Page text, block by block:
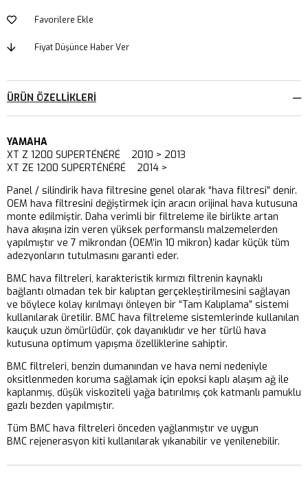
Favorilere Ekle
Fiyat Düşünce Haber Ver
ÜRÜN ÖZELLIKLERI
YAMAHA
XT Z 1200 SUPERTÉNÉRÉ 2010 > 2013
XT ZE 1200 SUPERTÉNÉRÉ 2014 >
Panel / silindirik hava filtresine genel olarak “hava filtresi” denir.
OEM hava filtresini değiştirmek için aracın orijinal hava kutusuna
monte edilmiştir. Daha verimli bir filtreleme ile birlikte artan
hava akışına izin veren yüksek performanslı malzemelerden
yapılmıştır ve 7 mikrondan (OEM’in 10 mikron) kadar küçük tüm
adezyonların tutulmasını garanti eder.
BMC hava filtreleri, karakteristik kırmızı filtrenin kaynaklı
bağlantı olmadan tek bir kalıptan gerçekleştirilmesini sağlayan
ve böylece kolay kırılmayı önleyen bir “Tam Kalıplama” sistemi
kullanılarak üretilir. BMC hava filtreleme sistemlerinde kullanılan
kauçuk uzun ömürlüdür, çok dayanıklıdır ve her türlü hava
kutusuna optimum yapışma özelliklerine sahiptir.
BMC filtreleri, benzin dumanından ve hava nemi nedeniyle
oksitlenmeden koruma sağlamak için epoksi kaplı alaşım ağ ile
kaplanmış, düşük viskoziteli yağa batırılmış çok katmanlı pamuklu
gazlı bezden yapılmıştır.
Tüm BMC hava filtreleri önceden yağlanmıştır ve uygun
BMC rejenerasyon kiti kullanılarak yıkanabilir ve yenilenebilir.